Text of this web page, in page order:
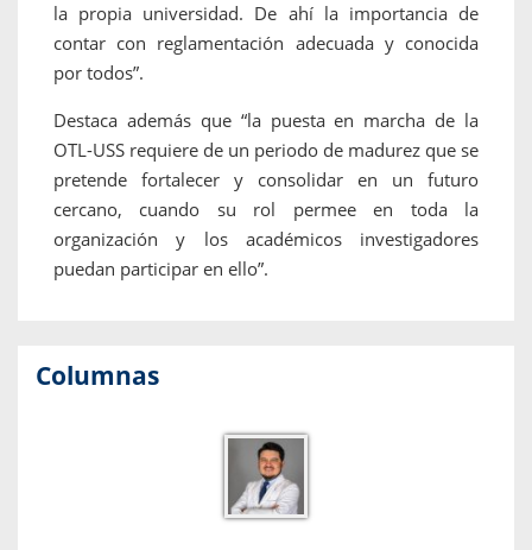
la propia universidad. De ahí la importancia de
contar con reglamentación adecuada y conocida
por todos”.
Destaca además que “la puesta en marcha de la
OTL-USS requiere de un periodo de madurez que se
pretende fortalecer y consolidar en un futuro
cercano, cuando su rol permee en toda la
organización y los académicos investigadores
puedan participar en ello”.
Columnas